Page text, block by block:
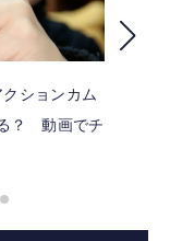
ションカム
？ 動画でチ